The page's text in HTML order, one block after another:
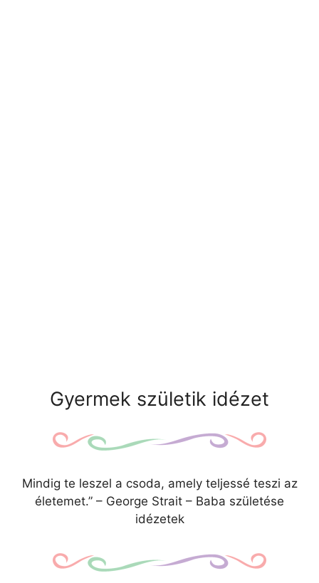
Gyermek születik idézet
Mindig te leszel a csoda, amely teljessé teszi az
életemet.” – George Strait – Baba születése
idézetek